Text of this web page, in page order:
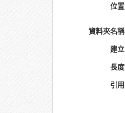
位置
資料夾名稱
建立
長度
引用